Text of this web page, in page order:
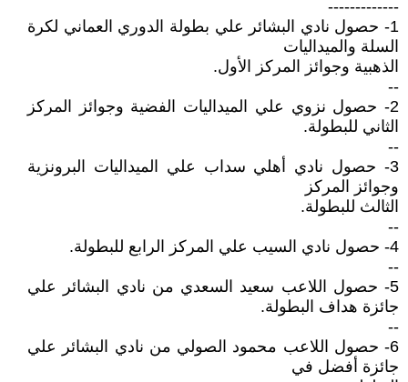
-------------
1- حصول نادي البشائر علي بطولة الدوري العماني لكرة
السلة والميداليات
الذهبية وجوائز المركز الأول.
--
2- حصول نزوي علي الميداليات الفضية وجوائز المركز
الثاني للبطولة.
--
3- حصول نادي أهلي سداب علي الميداليات البرونزية
وجوائز المركز
الثالث للبطولة.
--
4- حصول نادي السيب علي المركز الرابع للبطولة.
--
5- حصول اللاعب سعيد السعدي من نادي البشائر علي
جائزة هداف البطولة.
--
6- حصول اللاعب محمود الصولي من نادي البشائر علي
جائزة أفضل في